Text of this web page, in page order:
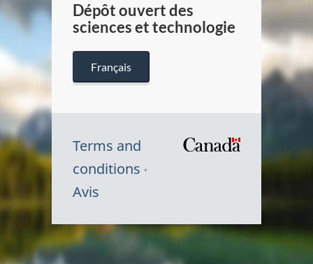
Dépôt ouvert des
sciences et technologie
Français
Terms and
conditions
Avis
Symbole
du